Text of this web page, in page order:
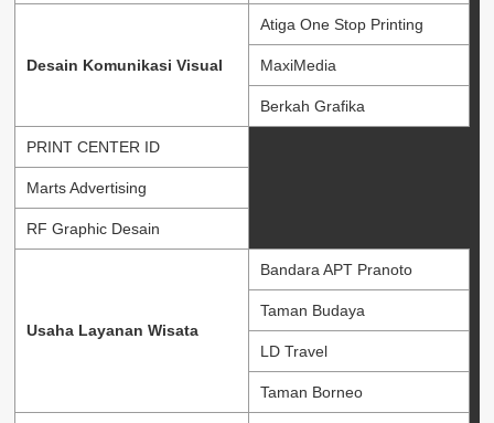
Desain Komunikasi Visual
Atiga One Stop Printing
MaxiMedia
Berkah Grafika
PRINT CENTER ID
Marts Advertising
RF Graphic Desain
Usaha Layanan Wisata
Bandara APT Pranoto
Taman Budaya
LD Travel
Taman Borneo